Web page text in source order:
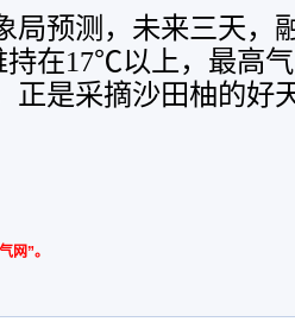
局预测，未来三天，
持在17℃以上，最高
正是采摘沙田柚的好
网”。